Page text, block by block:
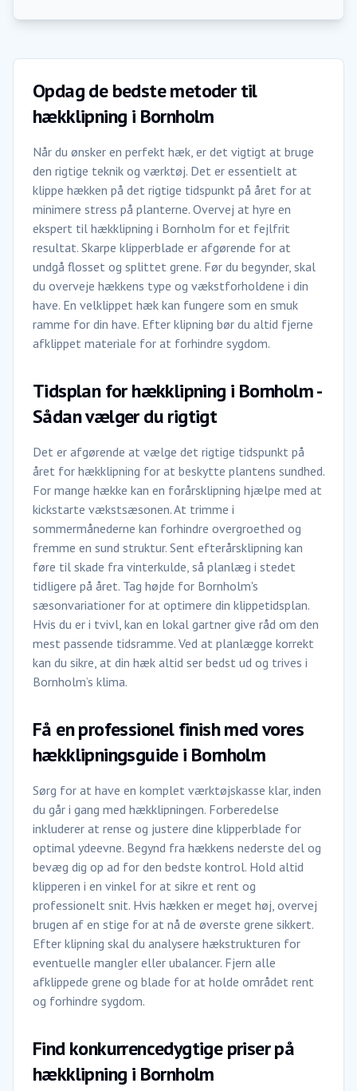
Opdag de bedste metoder til
hækklipning i Bornholm
Når du ønsker en perfekt hæk, er det vigtigt at bruge
den rigtige teknik og værktøj. Det er essentielt at
klippe hækken på det rigtige tidspunkt på året for at
minimere stress på planterne. Overvej at hyre en
ekspert til hækklipning i Bornholm for et fejlfrit
resultat. Skarpe klipperblade er afgørende for at
undgå flosset og splittet grene. Før du begynder, skal
du overveje hækkens type og vækstforholdene i din
have. En velklippet hæk kan fungere som en smuk
ramme for din have. Efter klipning bør du altid fjerne
afklippet materiale for at forhindre sygdom.
Tidsplan for hækklipning i Bornholm -
Sådan vælger du rigtigt
Det er afgørende at vælge det rigtige tidspunkt på
året for hækklipning for at beskytte plantens sundhed.
For mange hække kan en forårsklipning hjælpe med at
kickstarte vækstsæsonen. At trimme i
sommermånederne kan forhindre overgroethed og
fremme en sund struktur. Sent efterårsklipning kan
føre til skade fra vinterkulde, så planlæg i stedet
tidligere på året. Tag højde for Bornholm's
sæsonvariationer for at optimere din klippetidsplan.
Hvis du er i tvivl, kan en lokal gartner give råd om den
mest passende tidsramme. Ved at planlægge korrekt
kan du sikre, at din hæk altid ser bedst ud og trives i
Bornholm’s klima.
Få en professionel finish med vores
hækklipningsguide i Bornholm
Sørg for at have en komplet værktøjskasse klar, inden
du går i gang med hækklipningen. Forberedelse
inkluderer at rense og justere dine klipperblade for
optimal ydeevne. Begynd fra hækkens nederste del og
bevæg dig op ad for den bedste kontrol. Hold altid
klipperen i en vinkel for at sikre et rent og
professionelt snit. Hvis hækken er meget høj, overvej
brugen af en stige for at nå de øverste grene sikkert.
Efter klipning skal du analysere hækstrukturen for
eventuelle mangler eller ubalancer. Fjern alle
afklippede grene og blade for at holde området rent
og forhindre sygdom.
Find konkurrencedygtige priser på
hækklipning i Bornholm